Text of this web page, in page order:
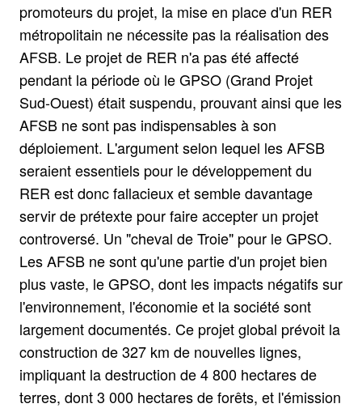
promoteurs du projet, la mise en place d'un RER
métropolitain ne nécessite pas la réalisation des
AFSB. Le projet de RER n'a pas été affecté
pendant la période où le GPSO (Grand Projet
Sud-Ouest) était suspendu, prouvant ainsi que les
AFSB ne sont pas indispensables à son
déploiement. L'argument selon lequel les AFSB
seraient essentiels pour le développement du
RER est donc fallacieux et semble davantage
servir de prétexte pour faire accepter un projet
controversé. Un "cheval de Troie" pour le GPSO.
Les AFSB ne sont qu'une partie d'un projet bien
plus vaste, le GPSO, dont les impacts négatifs sur
l'environnement, l'économie et la société sont
largement documentés. Ce projet global prévoit la
construction de 327 km de nouvelles lignes,
impliquant la destruction de 4 800 hectares de
terres, dont 3 000 hectares de forêts, et l'émission